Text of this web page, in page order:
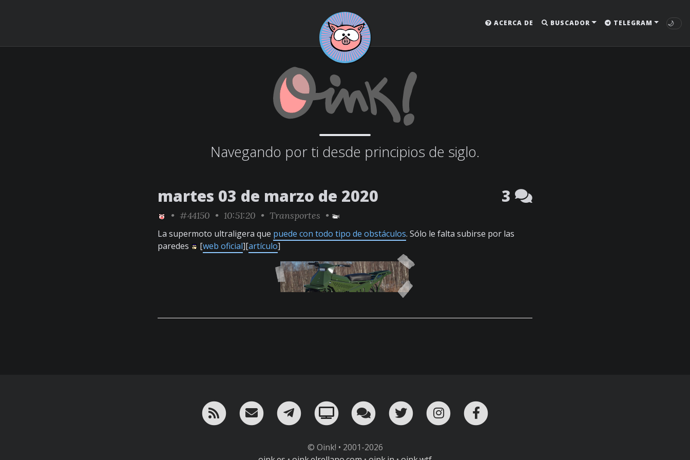
ACERCA DE BUSCADOR TELEGRAM 🌙
Navegando por ti desde principios de siglo.
martes 03 de marzo de 2020 3
• #44150 • 10:51:20 • Transportes •
La supermoto ultraligera que puede con todo tipo de obstáculos. Sólo le falta subirse por las
paredes
[web oficial][artículo]
RSS ¡Mándame un email!
¡Nuestro canal en Telegram!
Oink! TV Charla con nosotros en Telegram
Twitter Instagram
© Oink! • 2001-2026